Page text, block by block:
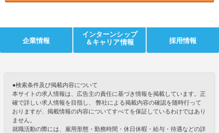
企業情報
インターンシップ
＆キャリア情報
採用情報
●検索条件及び掲載内容について
本サイトの求人情報は、広告主の責任に基づき情報を掲載しています。正
確で詳しい求人情報を目指し、 弊社による掲載内容の確認を随時行って
おりますが、掲載情報の内容についてすべてを保証しているわけではあり
ません。
就職活動の際には、雇用形態・勤務時間・休日休暇・給与・待遇などの詳